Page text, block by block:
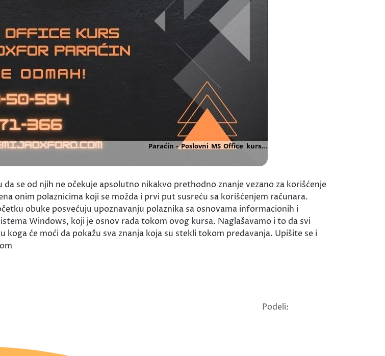
se od njih ne očekuje apsolutno nikakvo prethodno znanje vezano za korišćenje
onim polaznicima koji se možda i prvi put susreću sa korišćenjem računara.
obuke posvećuju upoznavanju polaznika sa osnovama informacionih i
Windows, koji je osnov rada tokom ovog kursa. Naglašavamo i to da svi
će moći da pokažu sva znanja koja su stekli tokom predavanja. Upišite se i
Podeli: